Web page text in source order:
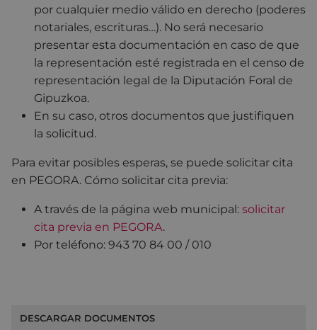
por cualquier medio válido en derecho (poderes
notariales, escrituras…). No será necesario
presentar esta documentación en caso de que
la representación esté registrada en el censo de
representación legal de la Diputación Foral de
Gipuzkoa.
En su caso, otros documentos que justifiquen
la solicitud.
Para evitar posibles esperas, se puede solicitar cita
en PEGORA. Cómo solicitar cita previa:
A través de la página web municipal: solicitar
cita previa en PEGORA.
Por teléfono: 943 70 84 00 / 010
DESCARGAR DOCUMENTOS